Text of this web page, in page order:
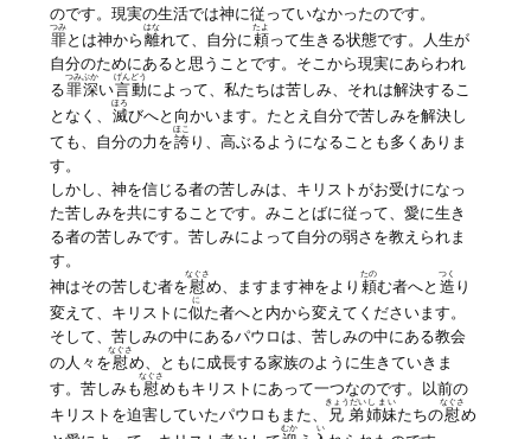
のです。現実の生活では神に従っていなかったのです。
罪
つみ
とは神から 離
はな
れて、自分に 頼
たよ
って生きる状態です。人生が
自分のためにあると思うことです。そこから現実にあらわれ
る罪深
つみぶか
い言動
げんどう
によって、私たちは苦しみ、それは解決するこ
となく、 滅
ほろ
びへと向かいます。たとえ自分で苦しみを解決し
ても、自分の力を誇
ほこ
り、高ぶるようになることも多くありま
す。
しかし、神を信じる者の苦しみは、キリストがお受けになっ
た苦しみを共にすることです。みことばに従って、愛に生き
る者の苦しみです。苦しみによって自分の弱さを教えられま
す。
神はその苦しむ者を慰
なぐさ
め、ますます神をより 頼
たの
む者へと 造
つく
り
変えて、キリストに似
に
た者へと内から変えてくださいます。
そして、苦しみの中にあるパウロは、苦しみの中にある教会
の人々を慰
なぐさ
め、ともに成長する家族のように生きていきま
す。苦しみも 慰
なぐさ
めもキリストにあって一つなのです。以前の
キリストを迫害していたパウロもまた、
兄弟
きょうだい
姉妹
しまい
たちの慰
なぐさ
め
むか い